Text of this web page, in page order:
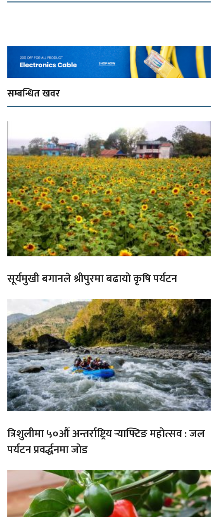
सम्बन्धित खवर
सूर्यमुखी बगानले श्रीपुरमा बढायो कृषि पर्यटन
त्रिशुलीमा ५०औँ अन्तर्राष्ट्रिय र्‍याफ्टिङ महोत्सव : जल
पर्यटन प्रवर्द्धनमा जोड